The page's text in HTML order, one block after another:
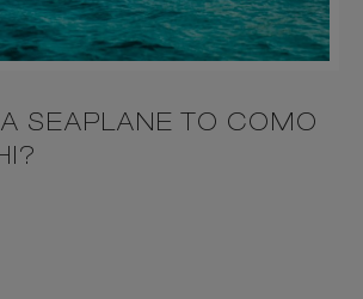
SEAPLANE TO COMO